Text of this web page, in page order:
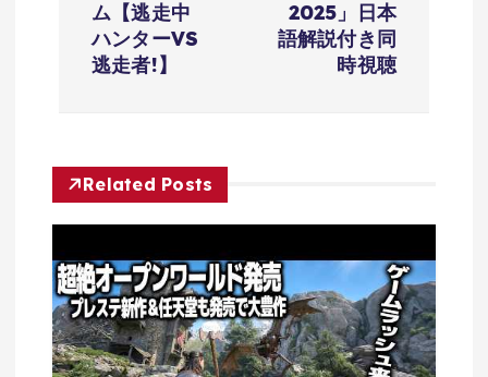
シ
ョ
ン
ム【逃走中
ハンターVS
逃走者!】
2025」日本
語解説付き同
時視聴
Related Posts